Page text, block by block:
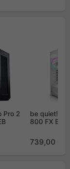
Pro 2
be quiet!
800 FX
739,00 zł